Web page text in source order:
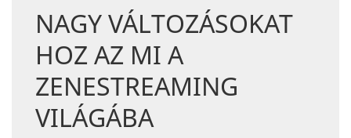
NAGY VÁLTOZÁSOKAT
HOZ AZ MI A
ZENESTREAMING
VILÁGÁBA